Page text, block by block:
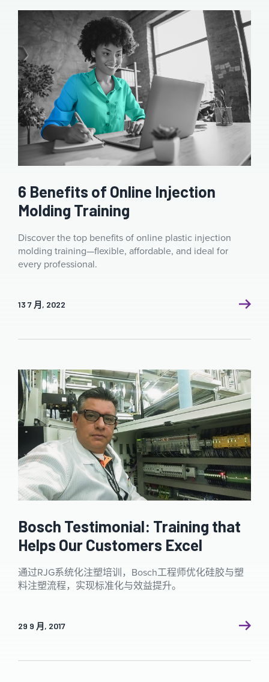
6 Benefits of Online Injection
Molding Training
Discover the top benefits of online plastic injection
molding training—flexible, affordable, and ideal for
every professional.
13 7 月, 2022
Bosch Testimonial: Training that
Helps Our Customers Excel
通过RJG系统化注塑培训，Bosch工程师优化硅胶与塑
料注塑流程，实现标准化与效益提升。
29 9 月, 2017